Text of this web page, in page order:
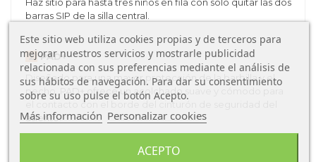
barras SIP de la silla central.
2PAD+
Diseñado para una mayor protección de la barbilla y el
pecho, PAD+ ofrece un acolchado suave y cómodo para
el contacto con el borde del cinturón de seguridad del
asiento.
Este sitio web utiliza cookies propias y de terceros para
mejorar nuestros servicios y mostrarle publicidad
relacionada con sus preferencias mediante el análisis de
sus hábitos de navegación. Para dar su consentimiento
sobre su uso pulse el botón Acepto.
Más información Personalizar cookies
ACEPTO